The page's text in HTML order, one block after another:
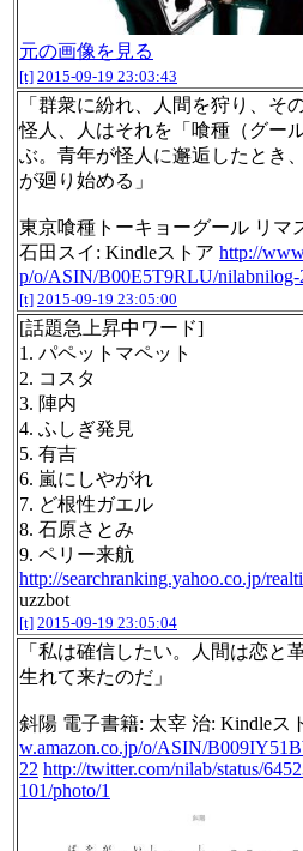
元の画像を見る
[t] 2015-09-19 23:03:43
「群衆に紛れ、人間を狩り、そ
怪人、人はそれを「喰種（グー
ぶ。青年が怪人に邂逅したとき
が廻り始める」
東京喰種トーキョーグール リマ
石田スイ: Kindleストア http://
p/o/ASIN/B00E5T9RLU/nilabnilog-
[t] 2015-09-19 23:05:00
[話題急上昇中ワード]
1. パペットマペット
2. コスタ
3. 陣内
4. ふしぎ発見
5. 有吉
6. 嵐にしやがれ
7. ど根性ガエル
8. 石原さとみ
9. ペリー来航
http://searchranking.yahoo.co.jp/
uzzbot
[t] 2015-09-19 23:05:04
「私は確信したい。人間は恋と
生れて来たのだ」
斜陽 電子書籍: 太宰 治: Kindleス
w.amazon.co.jp/o/ASIN/
22 http://twitter.com/nilab/status/
101/photo/1